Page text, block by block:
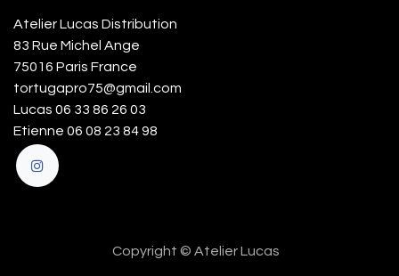
Atelier Lucas Distribution
83 Rue Michel Ange
75016 Paris France
tortugapro75@gmail.com
Lucas 06 33 86 26 03
Etienne 06 08 23 84 98
Copyright © Atelier Lucas